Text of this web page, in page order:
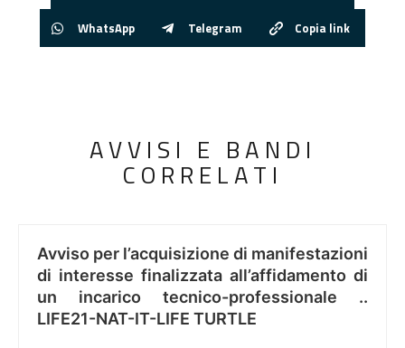
WhatsApp Telegram Copia link
AVVISI E BANDI
CORRELATI
Avviso per l’acquisizione di manifestazioni
di interesse finalizzata all’affidamento di
un incarico tecnico-professionale ..
LIFE21-NAT-IT-LIFE TURTLE